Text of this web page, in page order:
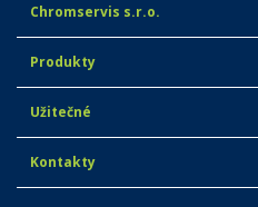
Chromservis s.r.o.
Produkty
Užitečné
Kontakty